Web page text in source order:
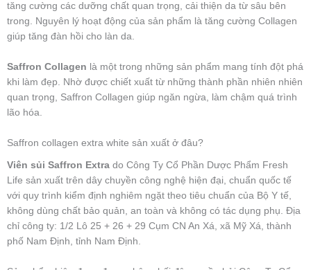
tăng cường các dưỡng chất quan trọng, cải thiện da từ sâu bên
trong. Nguyên lý hoạt động của sản phẩm là tăng cường Collagen
giúp tăng đàn hồi cho làn da.
Saffron Collagen là một trong những sản phẩm mang tính đột phá
khi làm đẹp. Nhờ được chiết xuất từ những thành phần nhiên nhiên
quan trọng, Saffron Collagen giúp ngăn ngừa, làm chậm quá trình
lão hóa.
Saffron collagen extra white sản xuất ở đâu?
Viên sủi Saffron Extra do Công Ty Cổ Phần Dược Phẩm Fresh
Life sản xuất trên dây chuyền công nghệ hiện đại, chuẩn quốc tế
với quy trình kiểm định nghiêm ngặt theo tiêu chuẩn của Bộ Y tế,
không dùng chất bảo quản, an toàn và không có tác dụng phụ. Địa
chỉ công ty: 1/2 Lô 25 + 26 + 29 Cụm CN An Xá, xã Mỹ Xá, thành
phố Nam Định, tỉnh Nam Định.